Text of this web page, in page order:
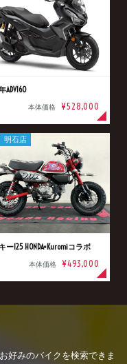
ADV160
本体価格 ¥528,000
ー125 HONDA×Kuromiコラボ
本体価格 ¥493,000
明石店
好みのバイクを検索できま